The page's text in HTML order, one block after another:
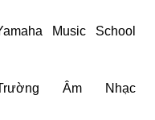
Music School
Âm Nhạc